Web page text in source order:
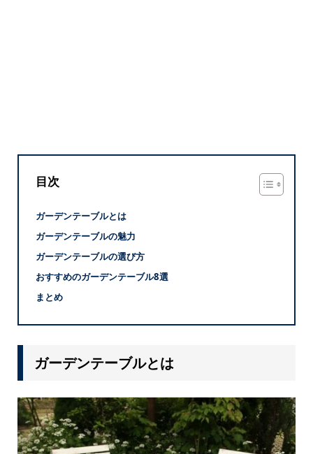
目次
ガーデンテーブルとは
ガーデンテーブルの魅力
ガーデンテーブルの選び方
おすすめのガーデンテーブル8選
まとめ
ガーデンテーブルとは